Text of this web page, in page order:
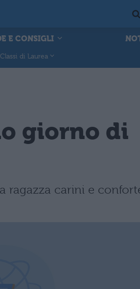
E CONSIGLI
Classi di Laurea
giorno di
ragazza carini e